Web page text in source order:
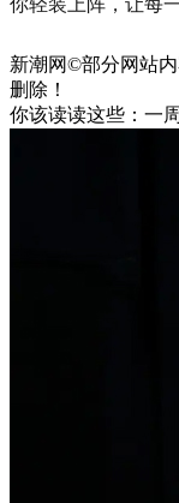
你轻装上阵，让每
新潮网©部分网站
删除！
你该读读这些：一